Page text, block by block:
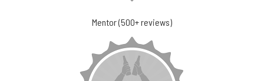
Mentor (500+ reviews)